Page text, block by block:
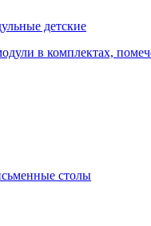
детские
в комплектах,
столы